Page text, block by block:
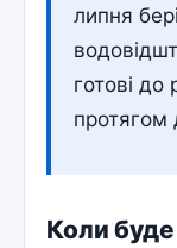
липня
готові до
протягом
Коли